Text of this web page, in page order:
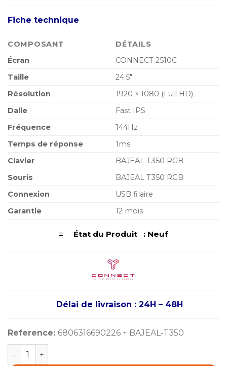
1.090,00 MAD..
Fiche technique
COMPOSANT
DÉTAILS
Écran
CONNECT 2510C
Taille
24.5″
Résolution
1920 × 1080 (Full HD)
Dalle
Fast IPS
Fréquence
144Hz
Temps de réponse
1ms
Clavier
BAJEAL T350 RGB
Souris
BAJEAL T350 RGB
Connexion
USB filaire
Garantie
12 mois
≡ État du Produit : Neuf
Délai de livraison : 24H – 48H
Reference: 6806316690226 + BAJEAL-T350
quantité de CONNECT 2510C 24.5″ 144Hz 1ms Fast IPS